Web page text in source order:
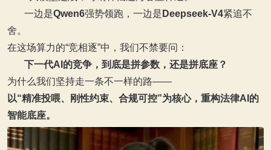
一边是Qwen6强势领跑，一边是 Deepseek‑V4紧追不
舍。
在这场算力的“竞相逐”中，我们不禁要问：
下一代AI的竞争，到底是拼参数，还是拼底座？
为什么我们坚持走一条不一样的路——
以“精准投喂、刚性约束、合规可控”为核心，重构法律AI的
智能底座。